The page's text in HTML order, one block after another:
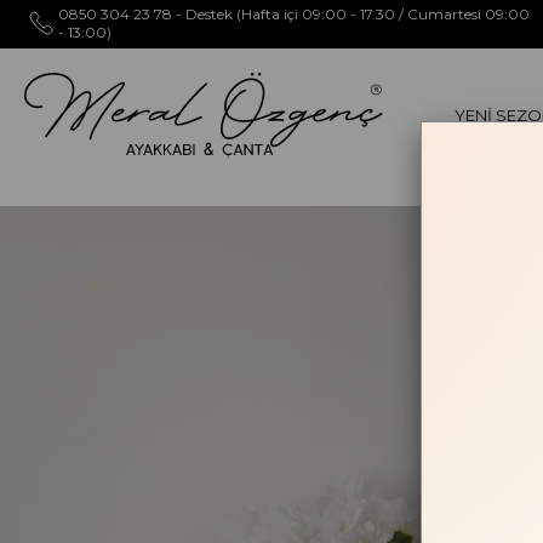
0850 304 23 78 - Destek (Hafta içi 09:00 - 17.30 / Cumartesi 09:00
- 13:00)
YENİ